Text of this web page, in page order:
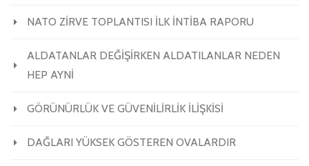
NATO ZİRVE TOPLANTISI İLK İNTİBA RAPORU
ALDATANLAR DEĞİŞİRKEN ALDATILANLAR NEDEN
HEP AYNİ
GÖRÜNÜRLÜK VE GÜVENİLİRLİK İLİŞKİSİ
DAĞLARI YÜKSEK GÖSTEREN OVALARDIR